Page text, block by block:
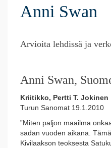
Anni Swan
Arvioita lehdissä ja
Anni Swan,
Kriitikko, Pertti T. Jokinen
Turun Sanomat 19.1.2010
”Miten paljon maailma
sadan vuoden aikana.
Kivilaakson teoksesta